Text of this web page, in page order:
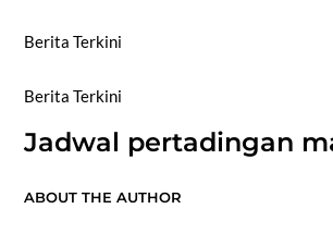
Berita Terkini
Berita Terkini
Jadwal pertadingan
ABOUT THE AUTHOR